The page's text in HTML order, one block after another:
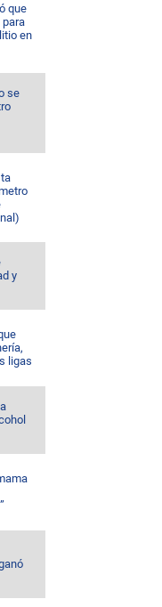
que
para
en
se
y
ligas